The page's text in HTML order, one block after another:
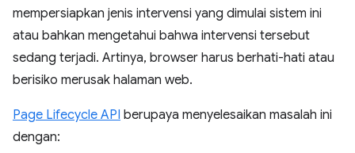
mempersiapkan jenis intervensi yang dimulai sistem ini
atau bahkan mengetahui bahwa intervensi tersebut
sedang terjadi. Artinya, browser harus berhati-hati atau
berisiko merusak halaman web.
Page Lifecycle API berupaya menyelesaikan masalah ini
dengan: